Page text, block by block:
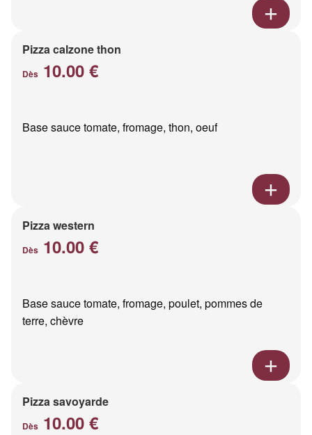
Pizza calzone thon
Dès 10.00 €
Base sauce tomate, fromage, thon, oeuf
Pizza western
Dès 10.00 €
Base sauce tomate, fromage, poulet, pommes de
terre, chèvre
Pizza savoyarde
Dès 10.00 €